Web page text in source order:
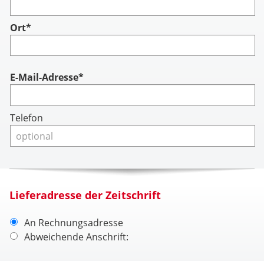
Ort*
Account
E-Mail-Adresse*
Telefon
Lieferadresse der Zeitschrift
An Rechnungsadresse
Abweichende Anschrift: